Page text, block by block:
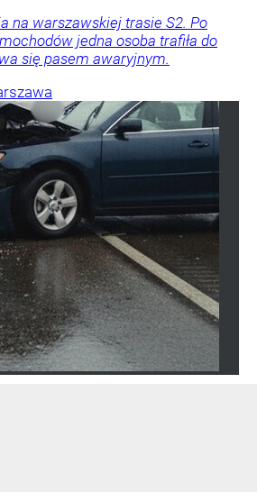
na warszawskiej trasie S2. Po
jedna osoba trafiła do
się pasem awaryjnym.